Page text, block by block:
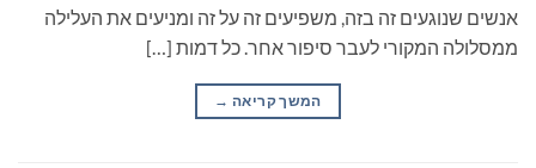
אנשים שנוגעים זה בזה, משפיעים זה על זה ומניעים את העלילה
ממסלולה המקורי לעבר סיפור אחר. כל דמות […]
המשך קריאה →